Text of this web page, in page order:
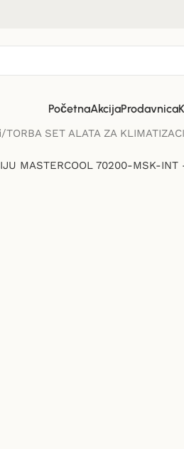
PočetnaAkcijaProdavnica
TORBA SET ALATA ZA